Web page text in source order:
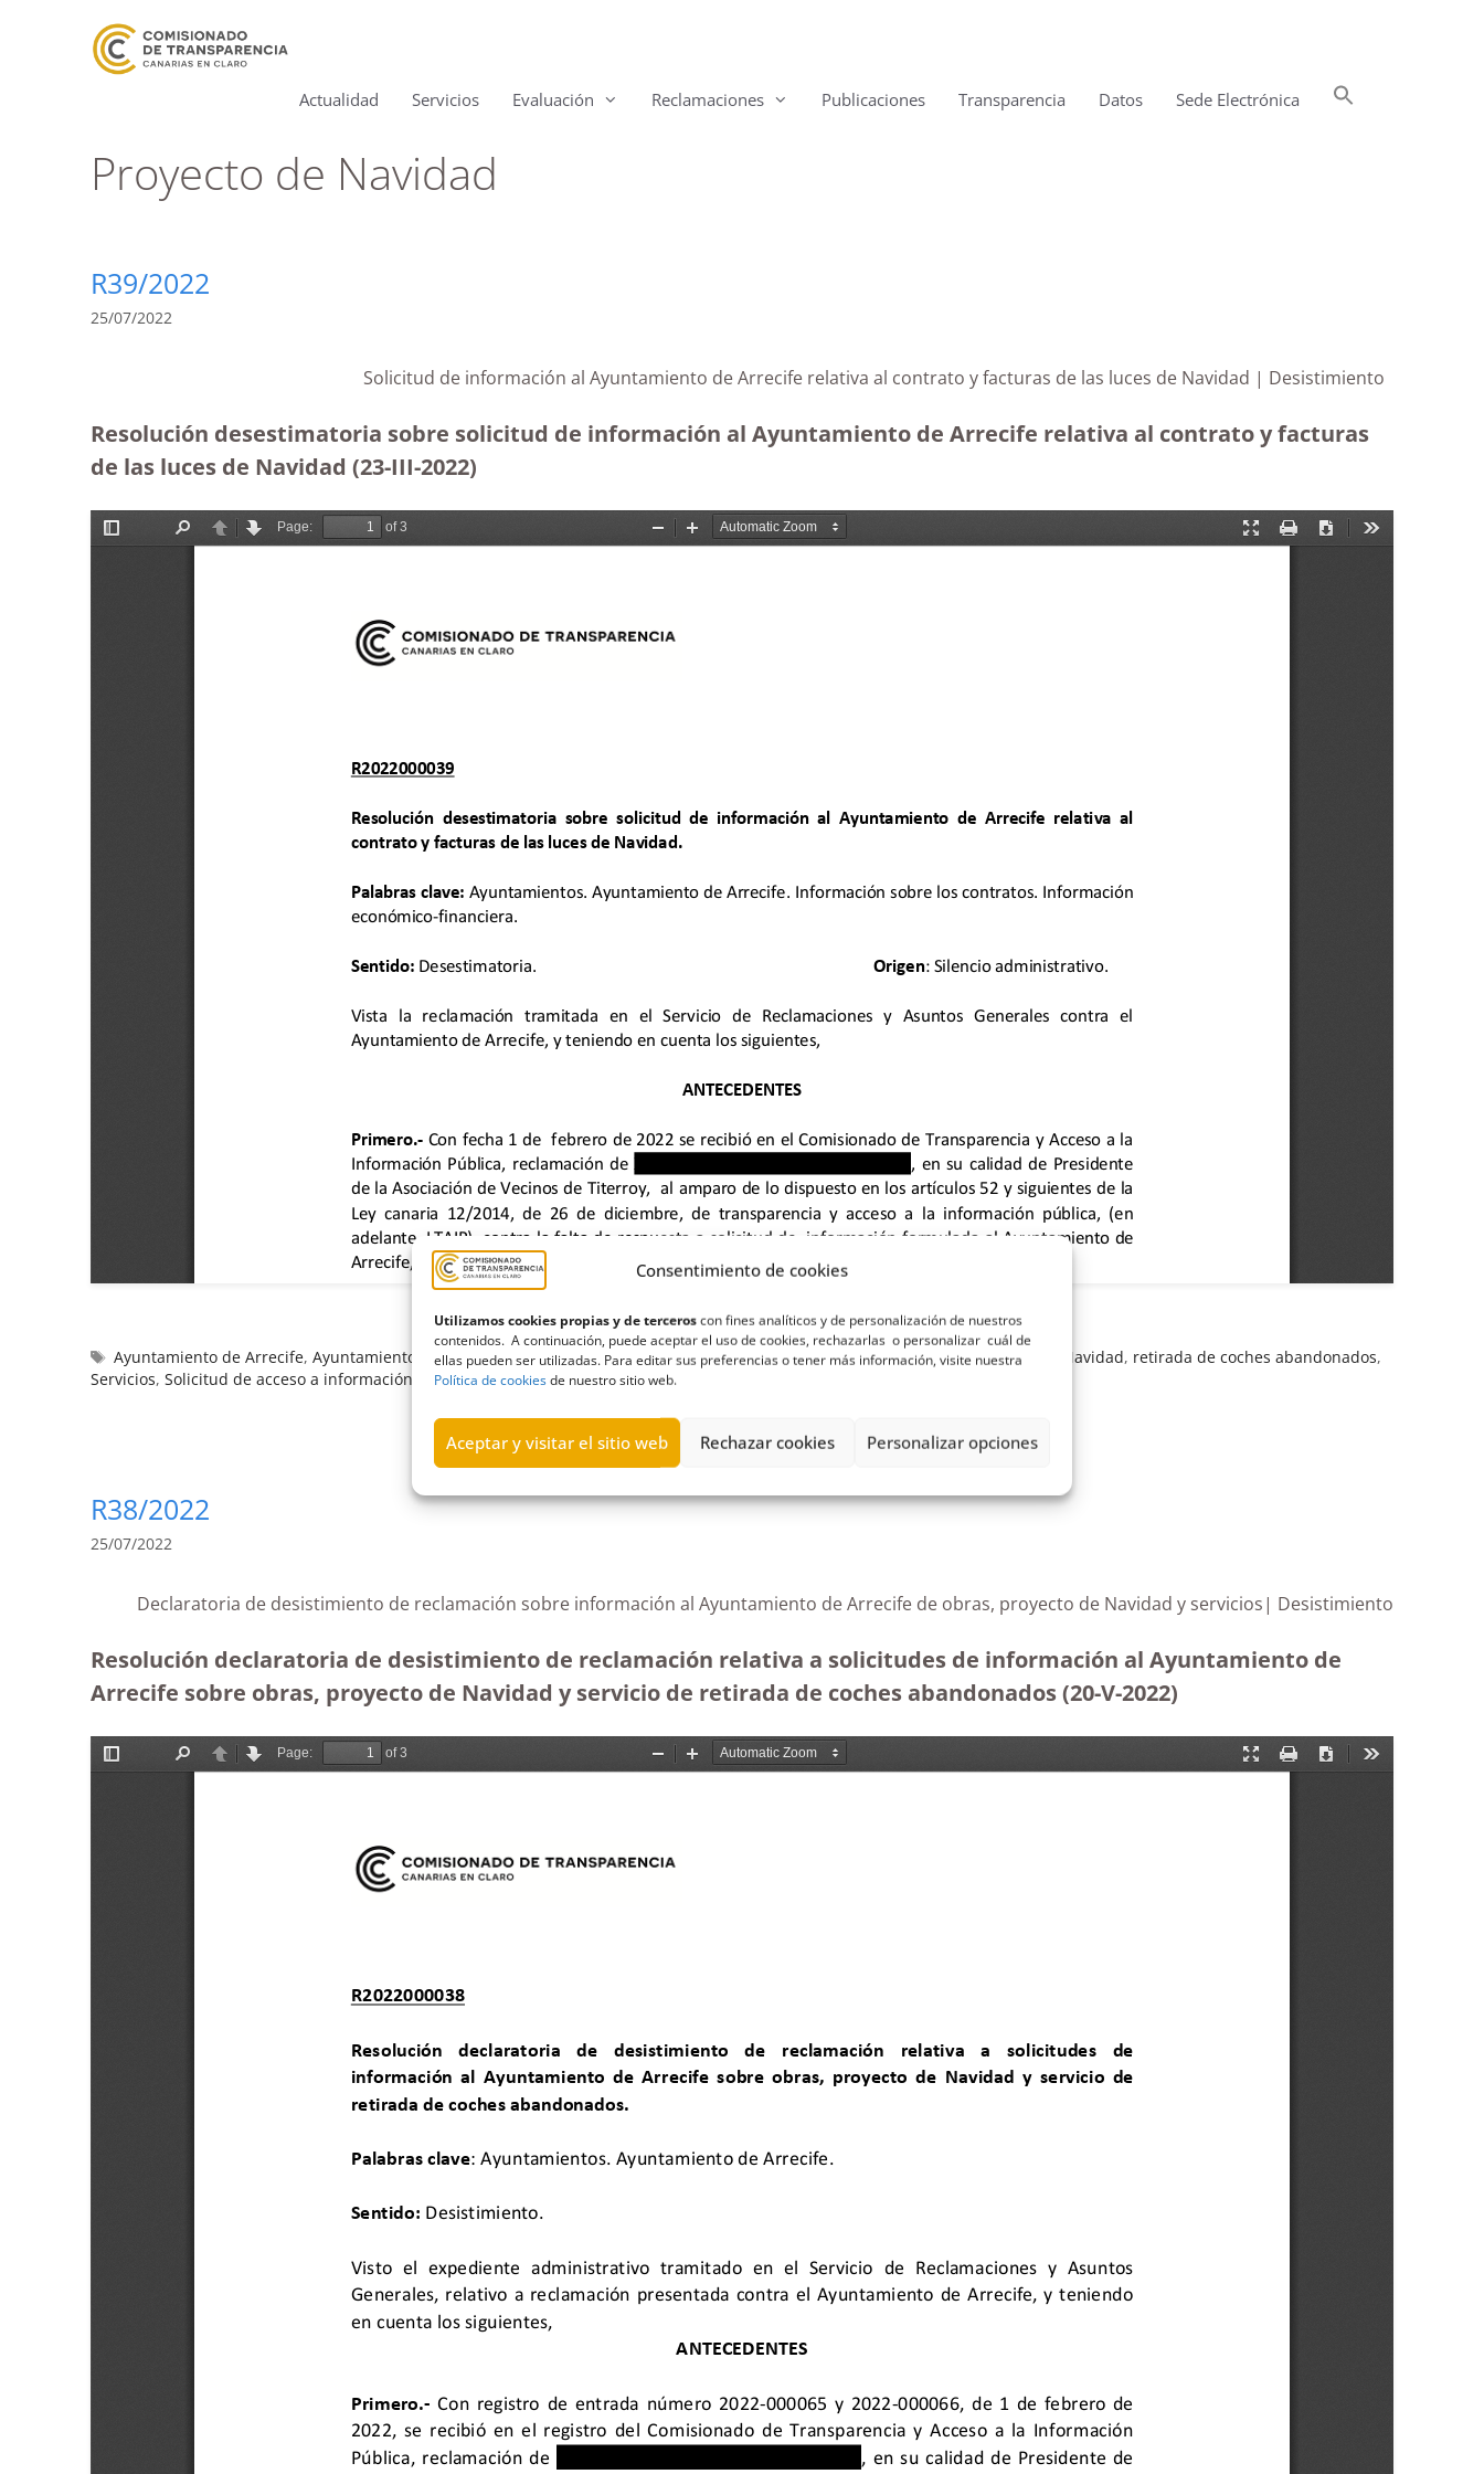
Consentimiento de cookies
Utilizamos cookies propias y de terceroscon fines analíticos y de personalización de nuestros
contenidos. A continuación, puede aceptar el uso de cookies, rechazarlas o personalizar cuál de
ellas pueden ser utilizadas. Para editar sus preferencias o tener más información, visite nuestra
Política de cookiesde nuestro sitio web.
Aceptar y visitar el sitio web Rechazar cookies Personalizar opciones
Actualidad Servicios Evaluación Reclamaciones Publicaciones Transparencia Datos Sede Electrónica
Proyecto de Navidad
R39/2022
25/07/2022
Solicitud de información al Ayuntamiento de Arrecife relativa al contrato y facturas de las luces de Navidad | Desistimiento
Resolución desestimatoria sobre solicitud de información al Ayuntamiento de Arrecife relativa al contrato y facturas
de las luces de Navidad (23-III-2022)
Ayuntamiento de Arrecife,Ayuntamientos Cabildo de Lanzarote, Cabildos,Escalera,Facturas,Información pública, Proyecto de Navidad, retirada de coches abandonados,
Servicios, Solicitud de acceso a información pública
R38/2022
25/07/2022
Declaratoria de desistimiento de reclamación sobre información al Ayuntamiento de Arrecife de obras, proyecto de Navidad y servicios| Desistimiento
Resolución declaratoria de desistimiento de reclamación relativa a solicitudes de información al Ayuntamiento de
Arrecife sobre obras, proyecto de Navidad y servicio de retirada de coches abandonados (20-V-2022)